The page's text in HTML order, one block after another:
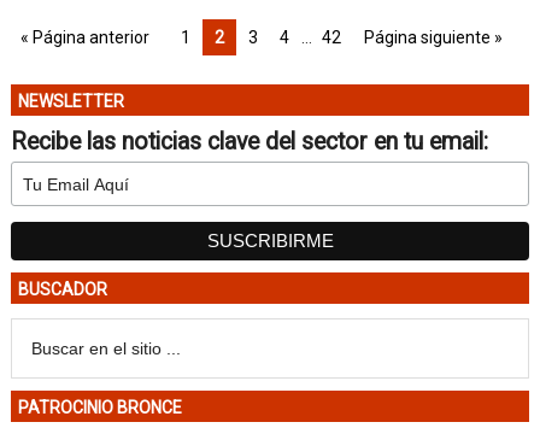
« Página anterior 1 2 3 4 42 Página siguiente »
NEWSLETTER
Recibe las noticias clave del sector en tu email:
BUSCADOR
PATROCINIO BRONCE